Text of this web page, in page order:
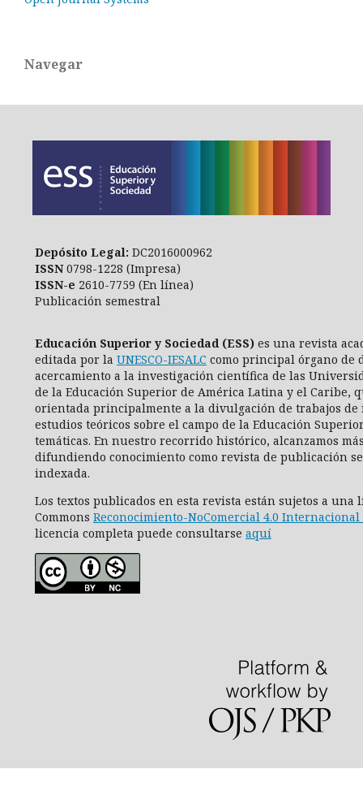
Navegar
Depósito Legal: DC2016000962
ISSN0798-1228 (Impresa)
ISSN-e 2610-7759 (En línea)
Publicación semestral
Educación Superior y Sociedad (ESS) es una revista
editada por la UNESCO-IESALC como principal órgano de
acercamiento a la investigación científica de las
de la Educación Superior de América Latina y el Caribe,
orientada principalmente a la divulgación de trabajos de
estudios teóricos sobre el campo de la Educación
temáticas. En nuestro recorrido histórico, alcanzamos
difundiendo conocimiento como revista de publicación
indexada.
Los textos publicados en esta revista están sujetos a una
Commons Reconocimiento-NoComercial 4.0 Internacional
licencia completa puede consultarse aquí